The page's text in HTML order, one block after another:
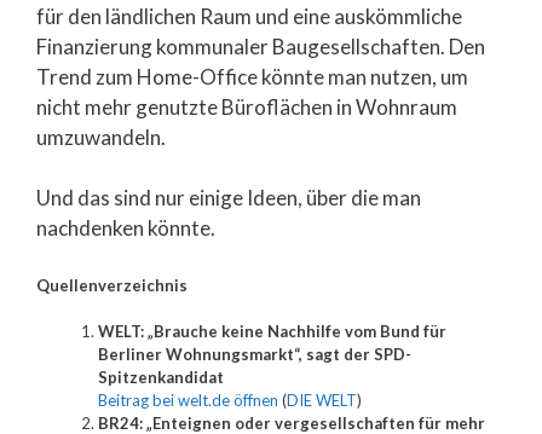
für den ländlichen Raum und eine auskömmliche
Finanzierung kommunaler Baugesellschaften. Den
Trend zum Home-Office könnte man nutzen, um
nicht mehr genutzte Büroflächen in Wohnraum
umzuwandeln.
Und das sind nur einige Ideen, über die man
nachdenken könnte.
Quellenverzeichnis
WELT: „Brauche keine Nachhilfe vom Bund für
Berliner Wohnungsmarkt“, sagt der SPD-
Spitzenkandidat
Beitrag bei welt.de öffnen (DIE WELT)
BR24: „Enteignen oder vergesellschaften für mehr